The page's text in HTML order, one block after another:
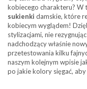
kobiecego charakteru? W
sukienki damskie, które
kobiecym wyglądem!
stylizacjami, nie rezygnując
nadchodzący właśnie
przetestowania kilku
naszym kolejnym wpisie
po jakie kolory sięgać,